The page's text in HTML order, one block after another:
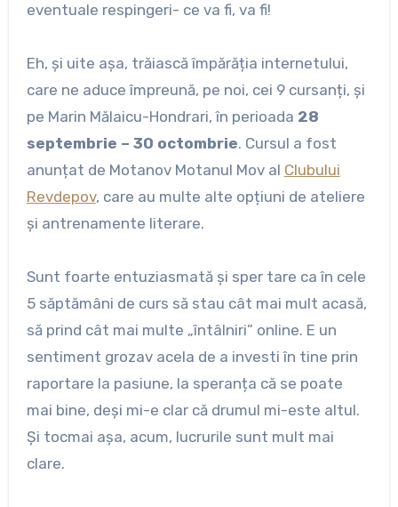
eventuale respingeri- ce va fi, va fi!
Eh, și uite așa, trăiască împărăția internetului,
care ne aduce împreună, pe noi, cei 9 cursanți, și
pe Marin Mălaicu-Hondrari, în perioada 28
septembrie – 30 octombrie. Cursul a fost
anunțat de Motanov Motanul Mov al Clubului
Revdepov, care au multe alte opțiuni de ateliere
și antrenamente literare.
Sunt foarte entuziasmată și sper tare ca în cele
5 săptămâni de curs să stau cât mai mult acasă,
să prind cât mai multe „întâlniri” online. E un
sentiment grozav acela de a investi în tine prin
raportare la pasiune, la speranța că se poate
mai bine, deși mi-e clar că drumul mi-este altul.
Și tocmai așa, acum, lucrurile sunt mult mai
clare.